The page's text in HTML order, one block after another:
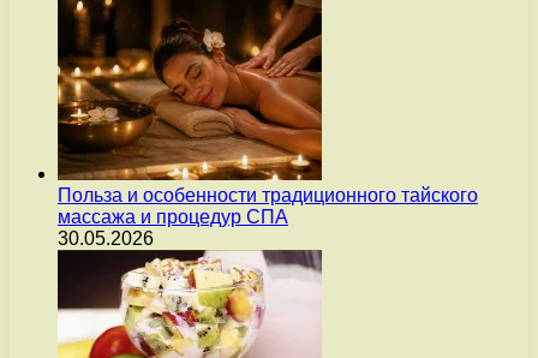
Польза и особенности традиционного тайского
массажа и процедур СПА
30.05.2026